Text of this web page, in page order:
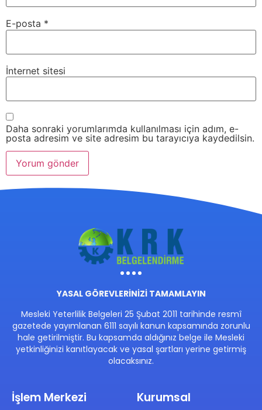
E-posta *
İnternet sitesi
Daha sonraki yorumlarımda kullanılması için adım, e-
posta adresim ve site adresim bu tarayıcıya kaydedilsin.
YASAL GÖREVLERİNİZİ TAMAMLAYIN
Mesleki Yeterlilik Belgeleri 25 Şubat 2011 tarihinde resmî
gazetede yayımlanan 6111 sayılı kanun kapsamında zorunlu
hale getirilmiştir. Bu kapsamda aldığınız belge ile Mesleki
yetkinliğinizi kanıtlayacak ve yasal şartları yerine getirmiş
olacaksınız.
İşlem Merkezi Kurumsal